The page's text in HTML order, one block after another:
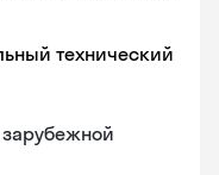
технический